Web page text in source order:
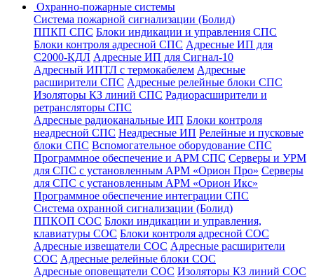
Охранно-пожарные системы
Система пожарной сигнализации (Болид)
ППКП СПС Блоки индикации и управления СПС
Блоки контроля адресной СПС Адресные ИП для
С2000-КДЛ Адресные ИП для Сигнал-10
Адресный ИПТЛ с термокабелем Адресные
расширители СПС Адресные релейные блоки СПС
Изоляторы КЗ линий СПС Радиорасширители и
ретрансляторы СПС
Адресные радиоканальные ИП Блоки контроля
неадресной СПС Неадресные ИП Релейные и пусковые
блоки СПС Вспомогательное оборудование СПС
Программное обеспечение и АРМ СПС Серверы и УРМ
для СПС с установленным АРМ «Орион Про» Серверы
для СПС с установленным АРМ «Орион Икс»
Программное обеспечение интеграции СПС
Система охранной сигнализации (Болид)
ППКОП СОС Блоки индикации и управления,
клавиатуры СОС Блоки контроля адресной СОС
Адресные извещатели СОС Адресные расширители
СОС Адресные релейные блоки СОС
Адресные оповещатели СОС Изоляторы КЗ линий СОС